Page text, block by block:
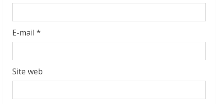
E-mail *
Site web